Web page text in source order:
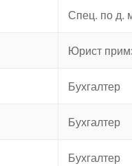
Спец. по д.
Юрист
Бухгалтер
Бухгалтер
Бухгалтер